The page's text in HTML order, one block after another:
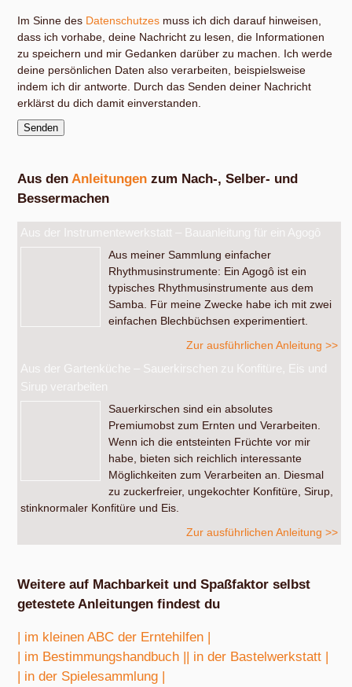
Im Sinne des Datenschutzes muss ich dich darauf hinweisen,
dass ich vorhabe, deine Nachricht zu lesen, die Informationen
zu speichern und mir Gedanken darüber zu machen. Ich werde
deine persönlichen Daten also verarbeiten, beispielsweise
indem ich dir antworte. Durch das Senden deiner Nachricht
erklärst du dich damit einverstanden.
Aus denAnleitungen zum Nach-, Selber- und
Bessermachen
Aus der Instrumentewerkstatt – Bauanleitung für ein Agogô
Aus meiner Sammlung einfacher
Rhythmusinstrumente: Ein Agogô ist ein
typisches Rhythmusinstrumente aus dem
Samba. Für meine Zwecke habe ich mit zwei
einfachen Blechbüchsen experimentiert.
Zur ausführlichen Anleitung >>
Aus der Gartenküche – Sauerkirschen zu Konfitüre, Eis und
Sirup verarbeiten
Sauerkirschen sind ein absolutes
Premiumobst zum Ernten und Verarbeiten.
Wenn ich die entsteinten Früchte vor mir
habe, bieten sich reichlich interessante
Möglichkeiten zum Verarbeiten an. Diesmal
zu zuckerfreier, ungekochter Konfitüre, Sirup,
stinknormaler Konfitüre und Eis.
Zur ausführlichen Anleitung >>
Weitere auf Machbarkeit und Spaßfaktor selbst
getestete Anleitungen findest du
| im kleinen ABC der Erntehilfen |
| im Bestimmungshandbuch || in der Bastelwerkstatt |
| in der Spielesammlung |